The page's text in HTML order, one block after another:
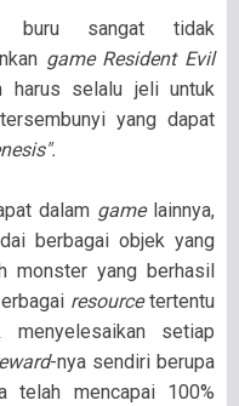
buru sangat tidak
game Resident Evil
harus selalu jeli untuk
tersembunyi yang dapat
dalam game lainnya,
berbagai objek yang
monster yang berhasil
resourcetertentu
menyelesaikan setiap
-nya sendiri berupa
telah mencapai 100%